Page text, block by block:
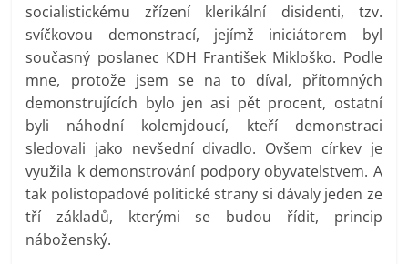
socialistickému zřízení klerikální disidenti, tzv.
svíčkovou demonstrací, jejímž iniciátorem byl
současný poslanec KDH František Mikloško. Podle
mne, protože jsem se na to díval, přítomných
demonstrujících bylo jen asi pět procent, ostatní
byli náhodní kolemjdoucí, kteří demonstraci
sledovali jako nevšední divadlo. Ovšem církev je
využila k demonstrování podpory obyvatelstvem. A
tak polistopadové politické strany si dávaly jeden ze
tří základů, kterými se budou řídit, princip
náboženský.